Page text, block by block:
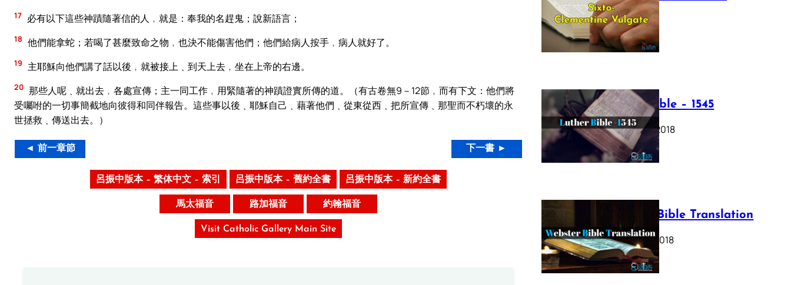
17 必有以下這些神蹟隨著信的人﹐就是：奉我的名趕鬼；說新語言；
18 他們能拿蛇；若喝了甚麼致命之物﹐也決不能傷害他們；他們給病人按手﹐病人就好了。
19 主耶穌向他們講了話以後﹐就被接上﹑到天上去﹐坐在上帝的右邊。
20 那些人呢﹑就出去﹐各處宣傳；主一同工作﹐用緊隨著的神蹟證實所傳的道。（有古卷無9－12節﹐而有下文：他們將
受囑咐的一切事簡截地向彼得和同伴報告。這些事以後﹑耶穌自己﹑藉著他們﹑從東從西﹑把所宣傳﹑那聖而不朽壞的永
世拯救﹑傳送出去。）
◄ 前一章節 下一書 ►
呂振中版本 – 繁体中文 – 索引 呂振中版本 – 舊約全書 呂振中版本 – 新約全書
馬太福音 路加福音 約翰福音
Visit Catholic Gallery Main Site
Vulgate
July 12, 2025
Luther Bible – 1545
October 17, 2018
Webster Bible Translation
October 11, 2018